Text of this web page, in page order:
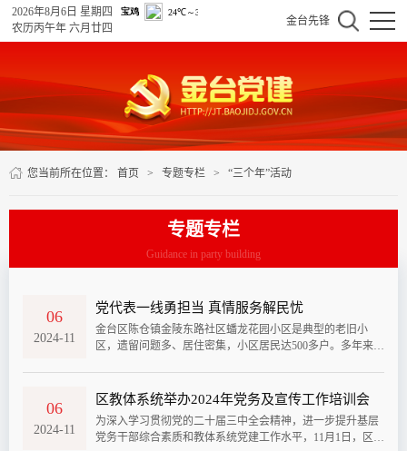
2026年8月6日 星期四
农历丙午年 六月廿四
金台先锋
您当前所在位置： 首页 > 专题专栏 > “三个年”活动
专题专栏
Guidance in party building
06
2024-11
党代表一线勇担当 真情服务解民忧
金台区陈仓镇金陵东路社区蟠龙花园小区是典型的老旧小
区，遗留问题多、居住密集，小区居民达500多户。多年来，
在了解情况后，组织干部及物业人员，加班加点上门调研、
防水、外墙粉刷、燃气管道更换、重建供暖二次管网、路面
修复、安装健身设施等项目改造，解决...
06
2024-11
区教体系统举办2024年党务及宣传工作培训会
为深入学习贯彻党的二十届三中全会精神，进一步提升基层
党务干部综合素质和教体系统党建工作水平，11月1日，区教